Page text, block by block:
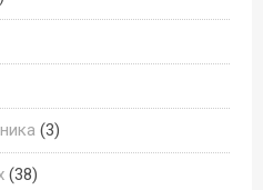
(3)
(38)